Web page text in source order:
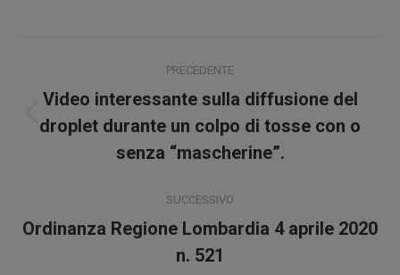
tra
PRECEDENTE
Post
precedente:
Video interessante sulla diffusione del
droplet durante un colpo di tosse con o
senza “mascherine”.
SUCCESSIVO
Prossimo
post:
Ordinanza Regione Lombardia 4 aprile 2020
n. 521